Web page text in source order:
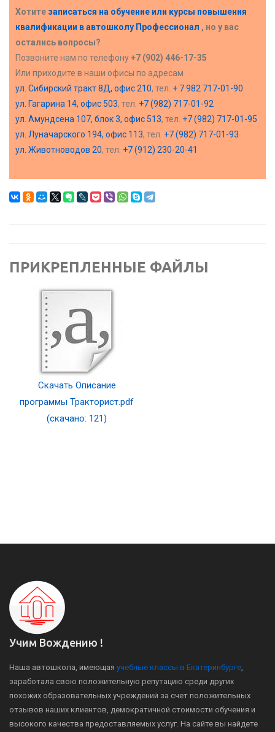
Хотите записаться на обучение или курсы повышения
квалификации вавтошколу Профессионал , но у вас
остались вопросы?
Позвоните нам по телефону+7 (902) 446-17-35
Или приходите в наши офисы по адресам
ул. Сибирский тракт 8Д, офис 210, тел. + 7 982 717-01-90
ул. Гагарина 14, офис 503, тел. +7 (982) 717-01-92
ул. Амундсена 107, блок 3, офис 513, тел. +7 (982) 717-01-95
ул. Луначарского 194, офис 113, тел. +7 (982) 717-01-93
ул. Животноводов 20, тел. +7 (912) 230-20-41
ПРИКРЕПЛЕННЫЕ ФАЙЛЫ
Скачать Описание
программы Тракторист.pdf
(скачано: 121)
Учим Вождению !
Наша автошкола, имеющая учебные классы в Екатеринбурге,
заработала свою положительную репутацию среди других
похожих образовательных учреждений за счет положительных
отзывов наших клиентов, демократичной стоимости обучения и
высокого качества предоставляемых услуг. На сайте вы найдете